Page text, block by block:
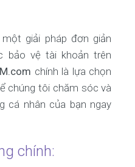
giải pháp đơn giản
bảo vệ tài khoản trên
chính là lựa chọn
chúng tôi chăm sóc và
cá nhân của bạn ngay
chính: